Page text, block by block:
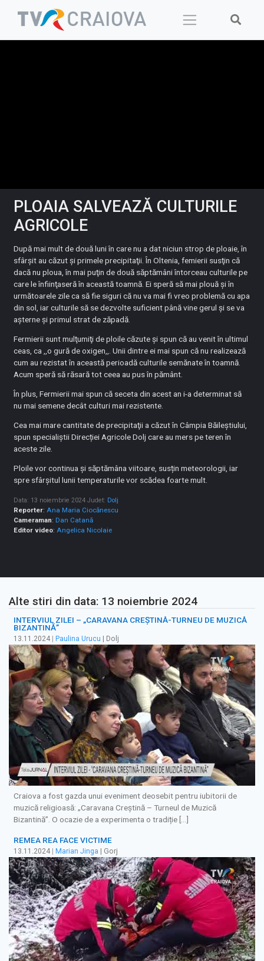
PLOAIA SALVEAZĂ CULTURILE
AGRICOLE
După mai mult de două luni în care nu a dat niciun strop de ploaie, în
sfârşit au căzut şi primele precipitaţii. În Oltenia, femierii susţin că
dacă nu ploua, în mai puţin de două săptămâni întorceau culturile pe
care le înfiinţaseră în această toamnă. Ei speră să mai plouă şi în
următoarele zile ca să fie siguri că nu va mai fi vreo problemă cu apa
din sol, iar culturile să se dezvolte suficient până vine gerul şi se va
aşterne şi primul strat de zăpadă.
Fermierii sunt mulţumiţi de ploile căzute și spun că au venit în ultimul
ceas, ca ,,o gură de oxigen,,. Unii dintre ei mai spun că nu realizează
cum au rezistat în această perioadă culturile semănate în toamnă.
Acum speră să răsară tot ceea au pus în pământ.
În plus, Fermierii mai spun că seceta din acest an i-a determinat să
nu mai semene decât culturi mai rezistente.
Cea mai mare cantitate de precipitaţii a căzut în Câmpia Băileştiului,
spun specialiștii Direcției Agricole Dolj care au mers pe teren în
aceste zile.
Ploile vor continua și săptămâna viitoare, susțin meteorologii, iar
spre sfârșitul lunii temperaturile vor scădea foarte mult.
Data: 13 noiembrie 2024 Judet: Dolj
Reporter:Ana Maria Ciocănescu
Cameraman: Dan Catană
Editor video:Angelica Nicolaie
Alte stiri din data: 13 noiembrie 2024
INTERVIUL ZILEI – „CARAVANA CREȘTINĂ-TURNEU DE MUZICĂ
BIZANTINĂ”
13.11.2024 Paulina Urucu | Dolj
Craiova a fost gazda unui eveniment deosebit pentru iubitorii de
muzică religioasă: „Caravana Creștină – Turneul de Muzică
Bizantină”. O ocazie de a experimenta o tradiție […]
REMEA REA FACE VICTIME
13.11.2024 | Marian Jinga | Gorj